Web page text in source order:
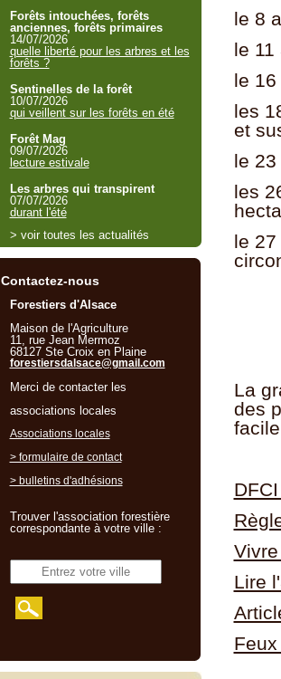
le 8
le
le
les
et
le
les
le
La
des
Lire
Forêts intouchées, forêts
anciennes, forêts primaires
14/07/2026
quelle liberté pour les arbres et les
forêts ?
Sentinelles de la forêt
10/07/2026
qui veillent sur les forêts en été
Forêt Mag
09/07/2026
lecture estivale
Les arbres qui transpirent
07/07/2026
durant l'été
> voir toutes les actualités
Contactez-nous
Forestiers d'Alsace
Maison de l'Agriculture
11, rue Jean Mermoz
68127 Ste Croix en Plaine
forestiersdalsace@gmail.com
Merci de contacter les
associations locales
Associations locales
> formulaire de contact
> bulletins d'adhésions
Trouver l'association forestière
correspondante à votre ville :